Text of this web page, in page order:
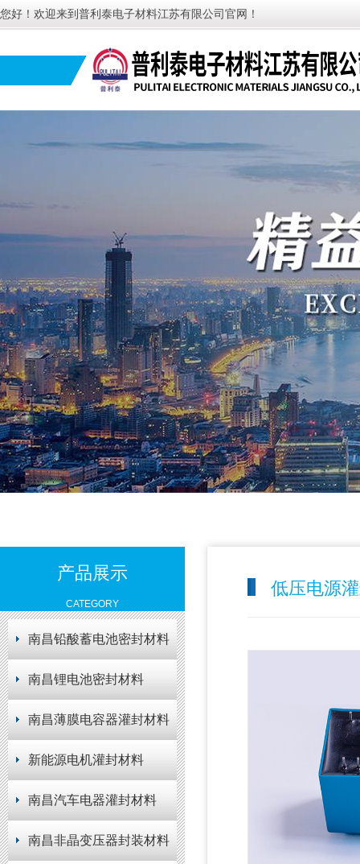
您好！欢迎来到普利泰电子材料江苏有限公司官网！
产品展示
CATEGORY
南昌铅酸蓄电池密封材料
南昌锂电池密封材料
南昌薄膜电容器灌封材料
新能源电机灌封材料
南昌汽车电器灌封材料
南昌非晶变压器封装材料
低压电源